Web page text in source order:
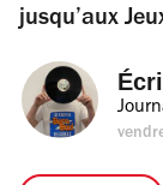
jusqu’aux